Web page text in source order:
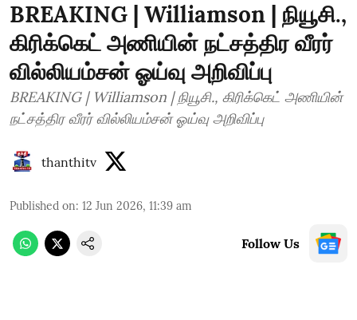
BREAKING | Williamson | நியூசி.,
கிரிக்கெட் அணியின் நட்சத்திர வீரர்
வில்லியம்சன் ஓய்வு அறிவிப்பு
BREAKING | Williamson | நியூசி., கிரிக்கெட் அணியின்
நட்சத்திர வீரர் வில்லியம்சன் ஓய்வு அறிவிப்பு
thanthitv
Published on: 12 Jun 2026, 11:39 am
Follow Us